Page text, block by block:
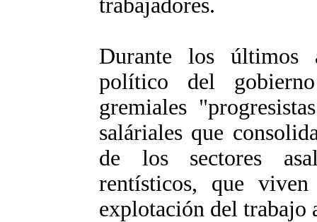
trabajadores.
Durante los
político del
gremiales
saláriales que
de los sectores
rentísticos, que
explotación del trabajo